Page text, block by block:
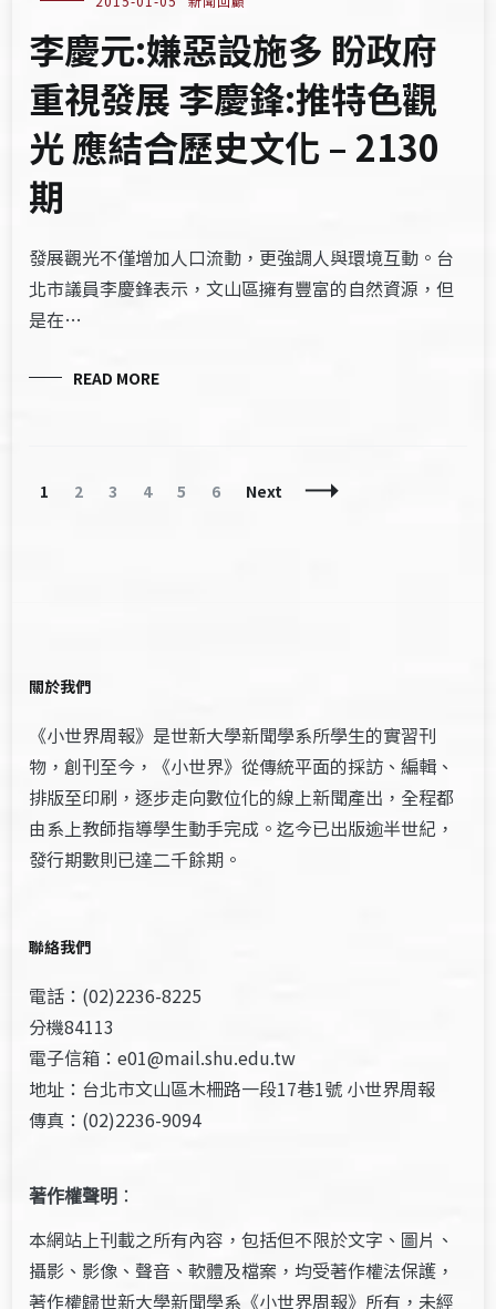
李慶元:嫌惡設施多 盼政府
重視發展 李慶鋒:推特色觀
光 應結合歷史文化 – 2130
期
發展觀光不僅增加人口流動，更強調人與環境互動。台
北市議員李慶鋒表示，文山區擁有豐富的自然資源，但
是在…
READ MORE
Posts
Page
1 Page
2 Page
3 Page
4 Page
5 Page
6 Next
關於我們
《小世界周報》是世新大學新聞學系所學生的實習刊
物，創刊至今，《小世界》從傳統平面的採訪、編輯、
排版至印刷，逐步走向數位化的線上新聞產出，全程都
由系上教師指導學生動手完成。迄今已出版逾半世紀，
發行期數則已達二千餘期。
聯絡我們
電話：(02)2236-8225
分機84113
電子信箱：e01@mail.shu.edu.tw
地址：台北市文山區木柵路一段17巷1號 小世界周報
傳真：(02)2236-9094
著作權聲明 ：
本網站上刊載之所有內容，包括但不限於文字、圖片、
攝影、影像、聲音、軟體及檔案，均受著作權法保護，
著作權歸世新大學新聞學系《小世界周報》所有，未經